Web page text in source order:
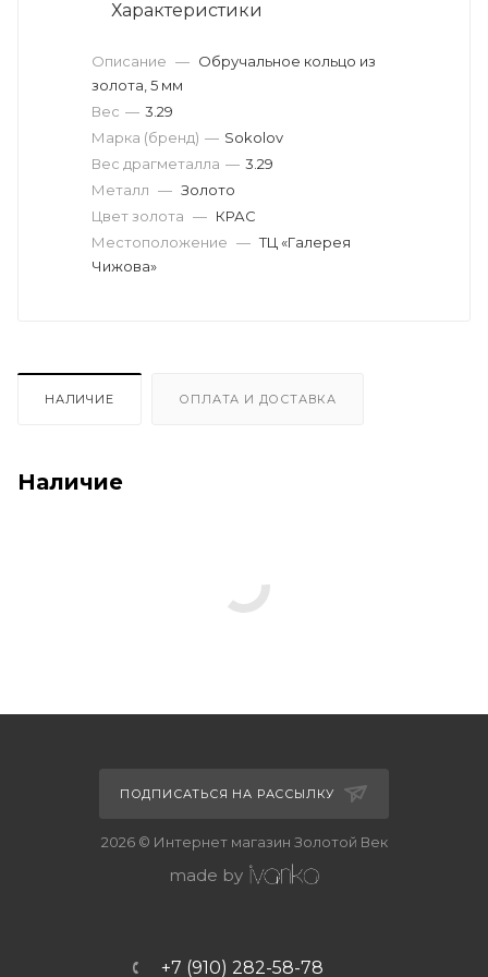
Характеристики
Описание — Обручальное кольцо из
золота, 5 мм
Вес драгметалла — 3.29
Марка (бренд) — Sokolov
Вес — 3.29
Металл — Золото
Цвет золота — КРАС
Местоположение — ТЦ «Галерея
Чижова»
НАЛИЧИЕ ОПЛАТА И ДОСТАВКА
Наличие
ПОДПИСАТЬСЯ НА РАССЫЛКУ
2026 © Интернет магазин Золотой Век
made by
+7 (910) 282-58-78